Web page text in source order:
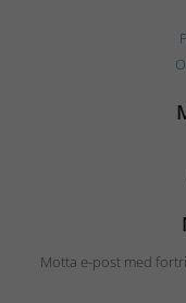
Motta e-post med